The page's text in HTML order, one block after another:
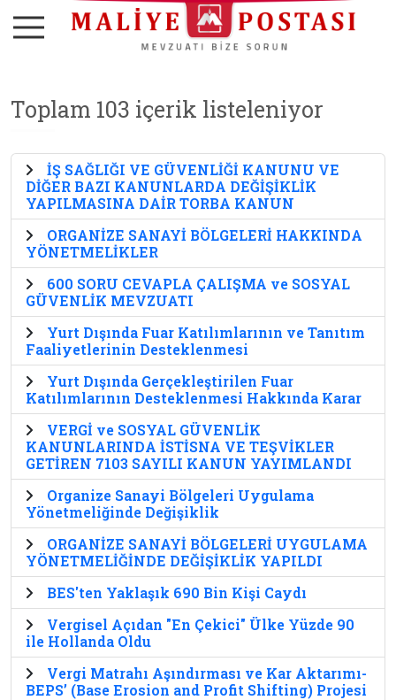
Toplam 103 içerik listeleniyor
İŞ SAĞLIĞI VE GÜVENLİĞİ KANUNU VE
DİĞER BAZI KANUNLARDA DEĞİŞİKLİK
YAPILMASINA DAİR TORBA KANUN
ORGANİZE SANAYİ BÖLGELERİ HAKKINDA
YÖNETMELİKLER
600 SORU CEVAPLA ÇALIŞMA ve SOSYAL
GÜVENLİK MEVZUATI
Yurt Dışında Fuar Katılımlarının ve Tanıtım
Faaliyetlerinin Desteklenmesi
Yurt Dışında Gerçekleştirilen Fuar
Katılımlarının Desteklenmesi Hakkında Karar
VERGİ ve SOSYAL GÜVENLİK
KANUNLARINDA İSTİSNA VE TEŞVİKLER
GETİREN 7103 SAYILI KANUN YAYIMLANDI
Organize Sanayi Bölgeleri Uygulama
Yönetmeliğinde Değişiklik
ORGANİZE SANAYİ BÖLGELERİ UYGULAMA
YÖNETMELİĞİNDE DEĞİŞİKLİK YAPILDI
BES'ten Yaklaşık 690 Bin Kişi Caydı
Vergisel Açıdan "En Çekici" Ülke Yüzde 90
ile Hollanda Oldu
Vergi Matrahı Aşındırması ve Kar Aktarımı-
BEPS’ (Base Erosion and Profit Shifting) Projesi